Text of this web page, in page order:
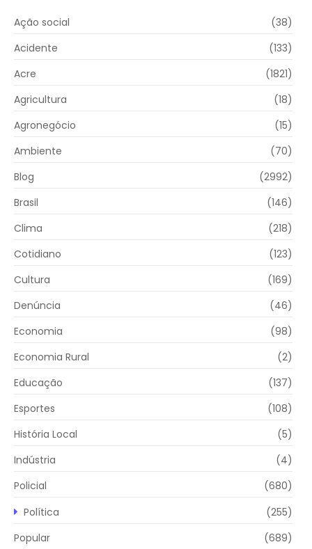
Ação social
(38)
Acidente
(133)
Acre
(1821)
Agricultura
(18)
Agronegócio
(15)
Ambiente
(70)
Blog
(2992)
Brasil
(146)
Clima
(218)
Cotidiano
(123)
Cultura
(169)
Denúncia
(46)
Economia
(98)
Economia Rural
(2)
Educação
(137)
Esportes
(108)
História Local
(5)
Indústria
(4)
Policial
(680)
Política
(255)
Popular
(689)